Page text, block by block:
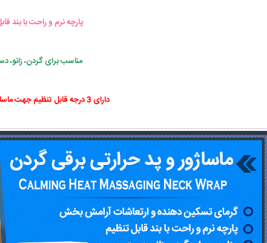
پارچه نرم و راحت با بند
مناسب برای گردن، زانو،
دارای 3 درجه قابل تنظیم جهت ماساژ یا میزان حرارت